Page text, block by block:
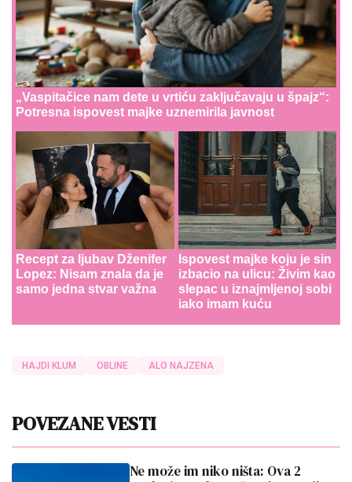
„Vaspitačice nam dete u vrtiću zaključavaju u špajz“:
Potresna ispovest majke uznemirila javnost
Recept za ljubav Dženifer
Lopez: Nisam znala da je
samo jedna stvar važna
Ispovest majke koju je sin
izbacio na ulicu: Živim kao
slepac u iznajmljenoj sobi
iako imam kuću
HAJDI KLUM OBLINE ALO NAJZENA
POVEZANE VESTI
Ne može im niko ništa: Ova 2